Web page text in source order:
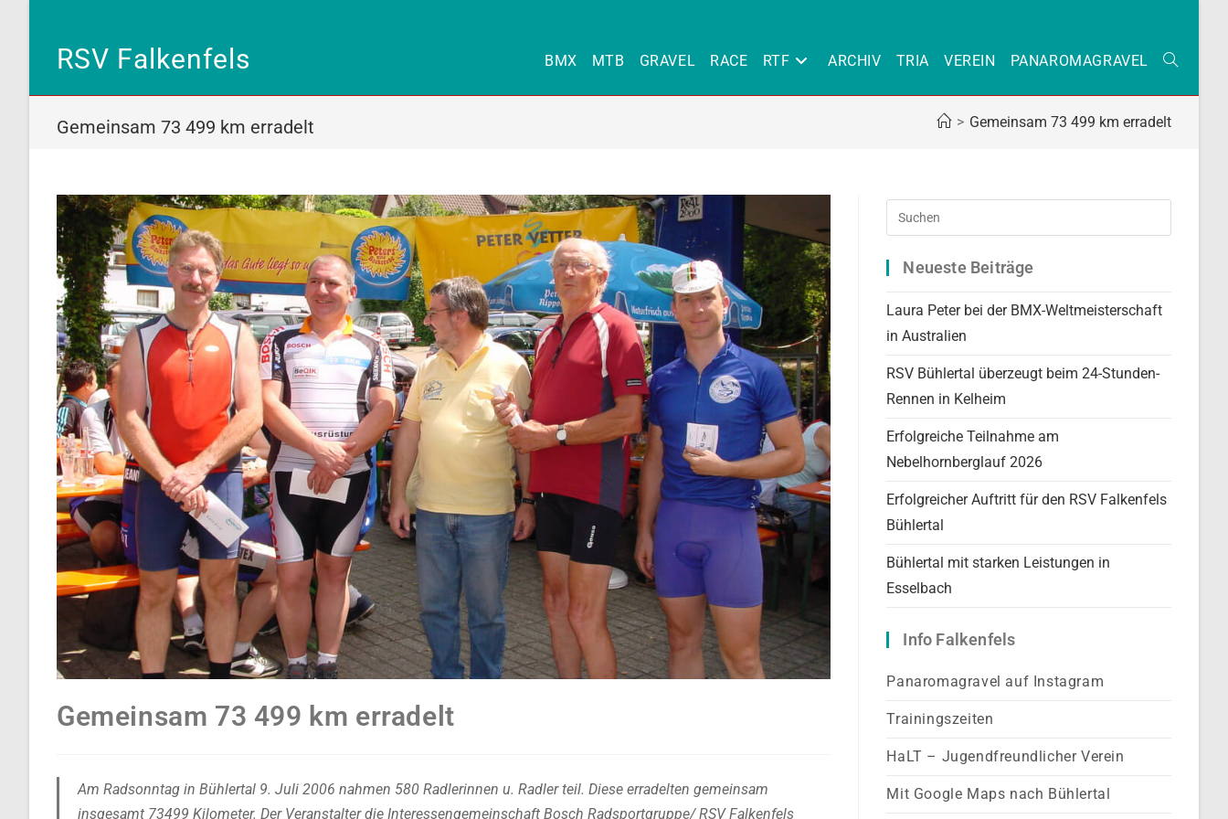
RSV Falkenfels BMX MTB GRAVEL RACE RTF ARCHIV TRIA VEREIN PANAROMAGRAVEL WEBSITE-
SUCHE
Gemeinsam 73 499 km erradelt > Gemeinsam 73 499 km erradelt
Gemeinsam 73 499 km erradelt
Am Radsonntag in Bühlertal 9. Juli 2006 nahmen 580 Radlerinnen u. Radler teil. Diese erradelten gemeinsam
insgesamt 73499 Kilometer. Der Veranstalter die Interessengemeinschaft Bosch Radsportgruppe/ RSV Falkenfels
Escape
Neueste Beiträge
Laura Peter bei der BMX-Weltmeisterschaft
in Australien
RSV Bühlertal überzeugt beim 24-Stunden-
Rennen in Kelheim
Erfolgreiche Teilnahme am
Nebelhornberglauf 2026
Erfolgreicher Auftritt für den RSV Falkenfels
Bühlertal
Bühlertal mit starken Leistungen in
Esselbach
Info Falkenfels
Panaromagravel auf Instagram
Trainingszeiten
HaLT – Jugendfreundlicher Verein
Mit Google Maps nach Bühlertal